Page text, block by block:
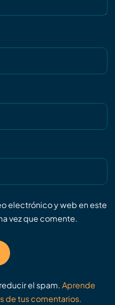
electrónico y web en este
vez que comente.
el spam. Aprende
de tus comentarios.